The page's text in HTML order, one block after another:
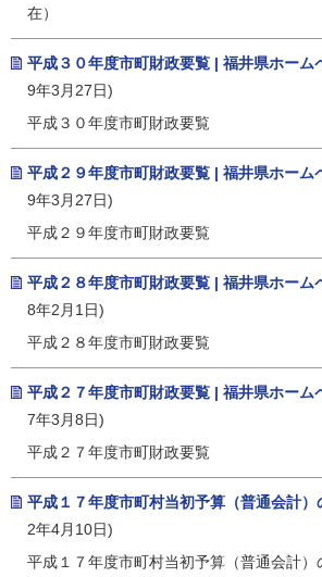
在）
平成３０年度市町財政要覧 | 福井県ホーム
9年3月27日)
平成３０年度市町財政要覧
平成２９年度市町財政要覧 | 福井県ホーム
9年3月27日)
平成２９年度市町財政要覧
平成２８年度市町財政要覧 | 福井県ホーム
8年2月1日)
平成２８年度市町財政要覧
平成２７年度市町財政要覧 | 福井県ホーム
7年3月8日)
平成２７年度市町財政要覧
平成１７年度市町村当初予算（普通会計）
2年4月10日)
平成１７年度市町村当初予算（普通会計）